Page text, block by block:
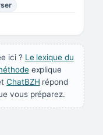
ici ? Le lexique du
explique
ChatBZH répond
vous préparez.